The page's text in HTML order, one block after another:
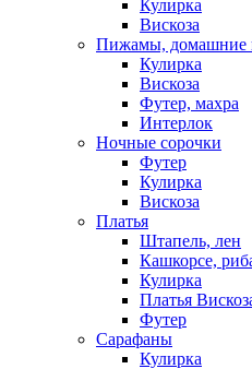
Кулирка
Вискоза
Пижамы, домашние
Кулирка
Вискоза
Футер, махра
Интерлок
Ночные сорочки
Футер
Кулирка
Вискоза
Платья
Штапель, лен
Кашкорсе,
Кулирка
Платья
Футер
Сарафаны
Кулирка